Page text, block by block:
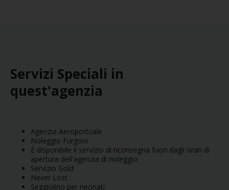
Servizi Speciali in
quest'agenzia
Agenzia Aeroportuale
Noleggio Furgoni
È disponibile il servizio di riconsegna fuori dagli orari di
apertura dell'agenzia di noleggio
Servizio Gold
Never Lost
Seggiolino per neonati